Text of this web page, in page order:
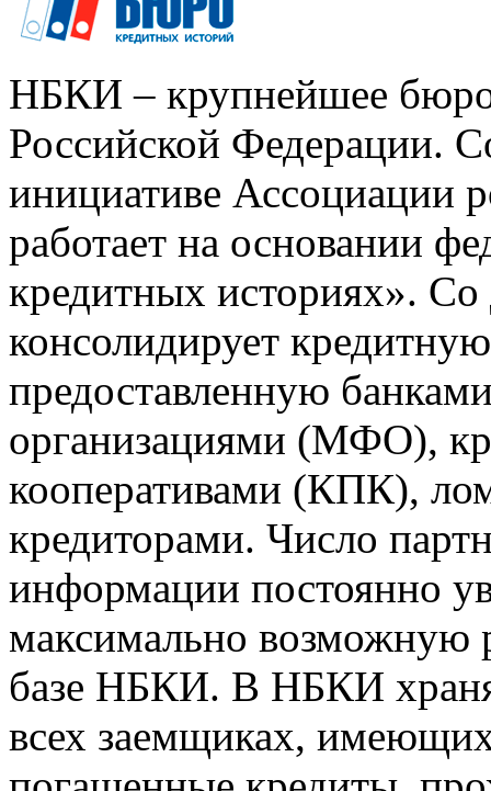
НБКИ – крупнейшее
Российской Федерации.
инициативе Ассоциации
работает на основании
кредитных историях».
консолидирует
предоставленную
организациями (МФО),
кооперативами (КПК),
кредиторами. Число
информации постоянно
максимально возможную
базе НБКИ. В НБКИ
всех заемщиках,